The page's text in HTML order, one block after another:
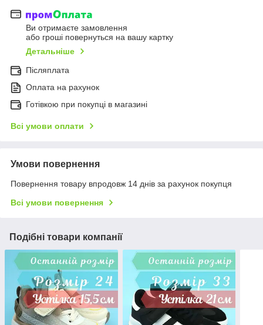
Ви отримаєте замовлення
або гроші повернуться на вашу картку
Детальніше
Післяплата
Оплата на рахунок
Готівкою при покупці в магазині
Всі умови оплати
Умови повернення
Повернення товару впродовж 14 днів за рахунок покупця
Всі умови повернення
Подібні товари компанії